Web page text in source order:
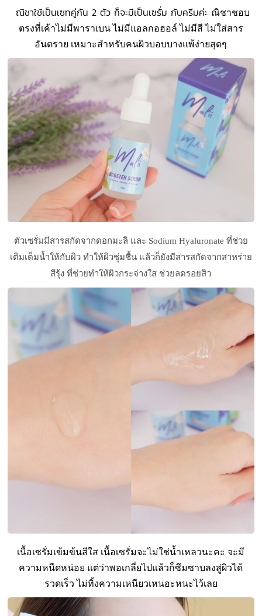
ณิชาใช้เป็นเซทคู่กัน 2 ตัว ก็จะมีเป็นเซรั่ม กับครีมค่ะ ณิชาชอบ
ตรงที่เค้าไม่มีพาราเบน ไม่มีแอลกอฮอล์ ไม่มีสี ไม่ใส่สาร
อันตราย เหมาะสำหรับคนผิวบอบบางแพ้ง่ายสุดๆ
ตัวเซรั่มมีสารสกัดจากดอกมะลิ และ Sodium Hyaluronate ที่ช่วย
เติมเต็มน้ำให้กับผิว ทำให้ผิวชุ่มชื้น แล้วก็ยังมีสารสกัดจากสาหร่าย
สีรุ้ง ที่ช่วยทำให้ผิวกระจ่างใส ช่วยลดรอยสิว
เนื้อเซรั่มเข้มข้นสีใส เนื้อเซรั่มจะไม่ใช่น้ำเหลวนะคะ จะมี
ความหนืดหน่อย แต่ว่าพอเกลี่ยไปแล้วก็ซึมซาบลงสู่ผิวได้
รวดเร็ว ไม่ทิ้งความเหนียวเหนอะหนะไว้เลย